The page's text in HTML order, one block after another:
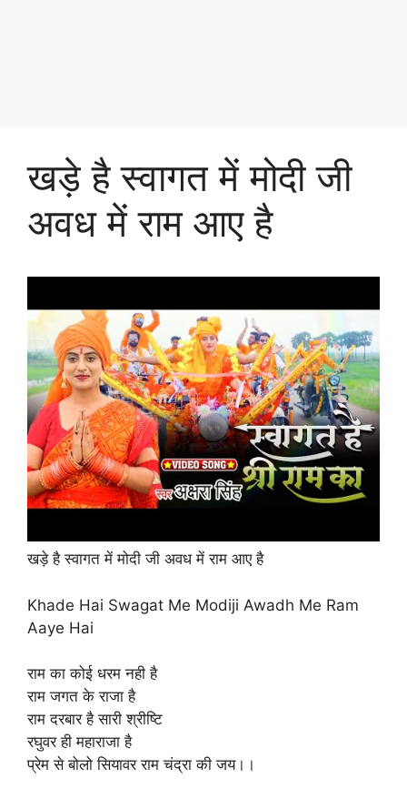
खड़े है स्वागत में मोदी जी
अवध में राम आए है
खड़े है स्वागत में मोदी जी अवध में राम आए है
Khade Hai Swagat Me Modiji Awadh Me Ram
Aaye Hai
राम का कोई धरम नही है
राम जगत के राजा है
राम दरबार है सारी श्रीष्टि
रघुवर ही महाराजा है
प्रेम से बोलो सियावर राम चंद्रा की जय।।